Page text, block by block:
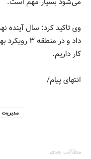
وی تاکید کرد: سال آینده
داد و در
کار داریم.
انتهای پیام/
مطالب بعدی